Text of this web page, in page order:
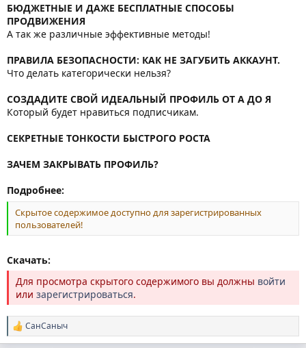
БЮДЖЕТНЫЕ И ДАЖЕ БЕСПЛАТНЫЕ СПОСОБЫ
ПРОДВИЖЕНИЯ
А так же различные эффективные методы!
ПРАВИЛА БЕЗОПАСНОСТИ: КАК НЕ ЗАГУБИТЬ АККАУНТ.
Что делать категорически нельзя?
СОЗДАДИТЕ СВОЙ ИДЕАЛЬНЫЙ ПРОФИЛЬ ОТ А ДО Я
Который будет нравиться подписчикам.
СЕКРЕТНЫЕ ТОНКОСТИ БЫСТРОГО РОСТА
ЗАЧЕМ ЗАКРЫВАТЬ ПРОФИЛЬ?
Подробнее:
Скрытое содержимое доступно для зарегистрированных
пользователей!
Скачать:
Для просмотра скрытого содержимого вы должны войти
или зарегистрироваться.
Р
е
СанСаныч